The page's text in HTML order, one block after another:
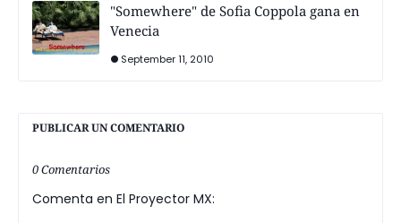
"Somewhere" de Sofia Coppola gana en
Venecia
September 11, 2010
PUBLICAR UN COMENTARIO
0 Comentarios
Comenta en El Proyector MX: